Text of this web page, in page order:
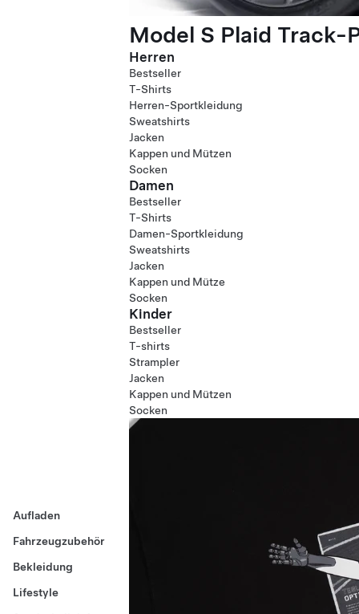
Aufladen
Fahrzeugzubehör
Bekleidung
Lifestyle
Model S Plaid Track-
Herren
Bestseller
T-Shirts
Herren-Sportkleidung
Sweatshirts
Jacken
Kappen und Mützen
Socken
Damen
Bestseller
T-Shirts
Damen-Sportkleidung
Sweatshirts
Jacken
Kappen und Mütze
Socken
Kinder
Bestseller
T-shirts
Strampler
Jacken
Kappen und Mützen
Socken